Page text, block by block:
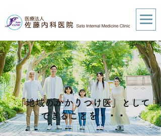
「地域のかかりつけ医」として
できることを・・・